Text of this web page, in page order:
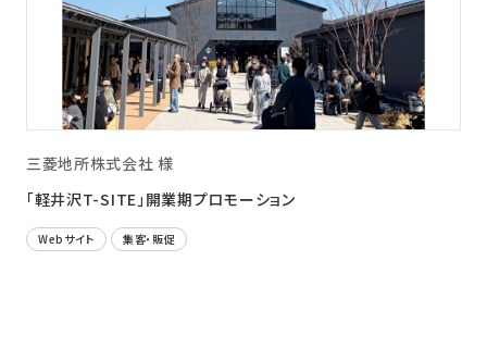
三菱地所株式会社 様
「軽井沢T-SITE」開業期プロモーション
Webサイト 集客・販促